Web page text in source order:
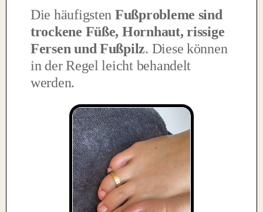
Die häufigsten Fußprobleme sind
trockene Füße, Hornhaut, rissige
Fersen und Fußpilz. Diese können
in der Regel leicht behandelt
werden.